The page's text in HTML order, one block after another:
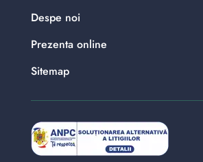
Despe noi
Prezenta online
Sitemap